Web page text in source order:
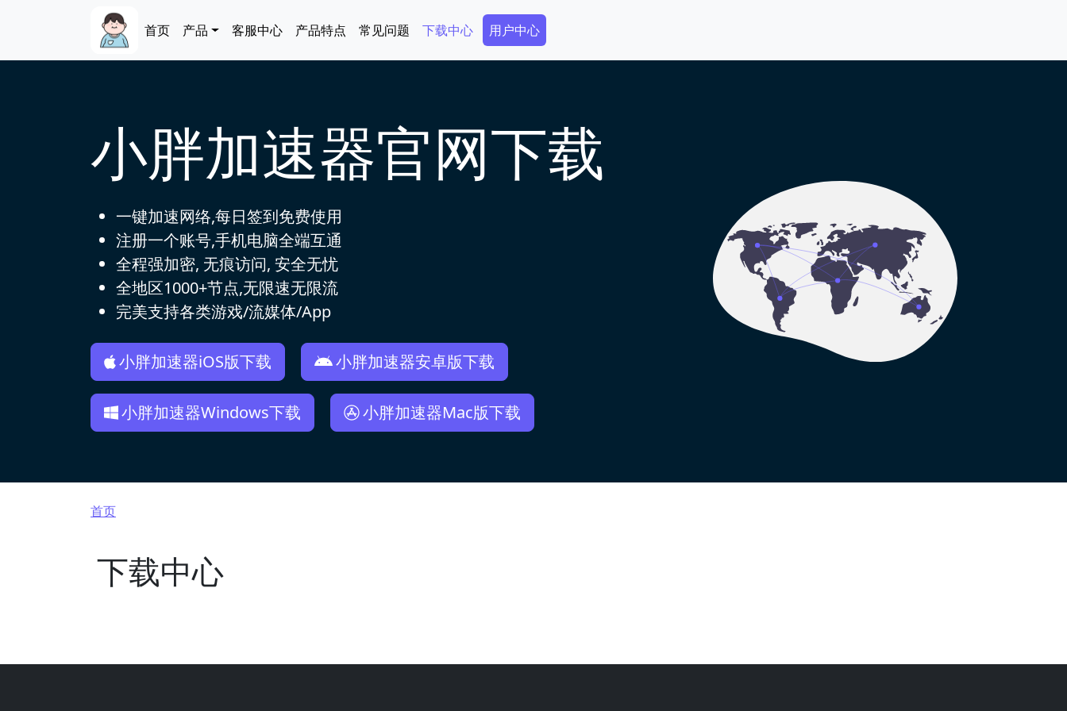
Main navigation
首页 产品 客服中心 产品特点 常见问题 下载中心 Secondary Menu
用户中心
小胖加速器官网下载
一键加速网络,每日签到免费使用
注册一个账号,手机电脑全端互通
全程强加密, 无痕访问, 安全无忧
全地区1000+节点,无限速无限流
完美支持各类游戏/流媒体/App
小胖加速器iOS版下载 小胖加速器安卓版下载
小胖加速器Windows下载 小胖加速器Mac版下载
面包屑
首页
下载中心